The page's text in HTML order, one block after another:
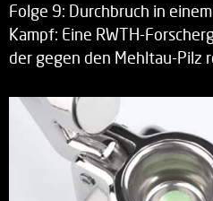
Folge 9: Durchbruch in
Kampf: Eine RWTH-
der gegen den Mehltau-Pilz